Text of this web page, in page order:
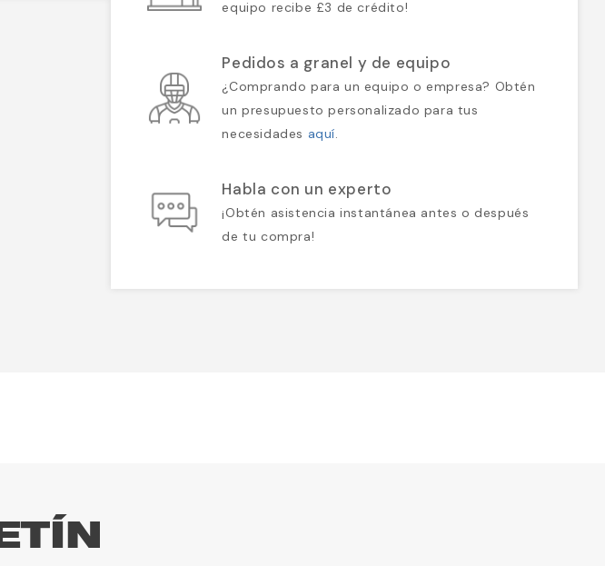
equipo recibe £3 de crédito!
Pedidos a granel y de equipo
¿Comprando para un equipo o empresa? Obtén
un presupuesto personalizado para tus
necesidades aquí.
Habla con un experto
¡Obtén asistencia instantánea antes o después
de tu compra!